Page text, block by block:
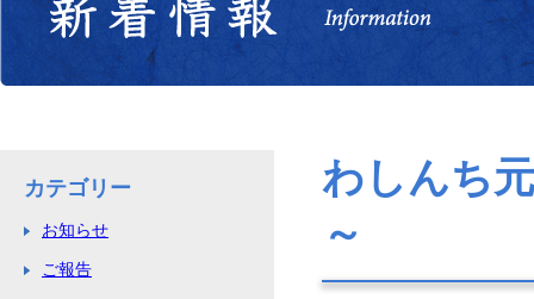
カテゴリー
お知らせ
ご報告
わしんち
～